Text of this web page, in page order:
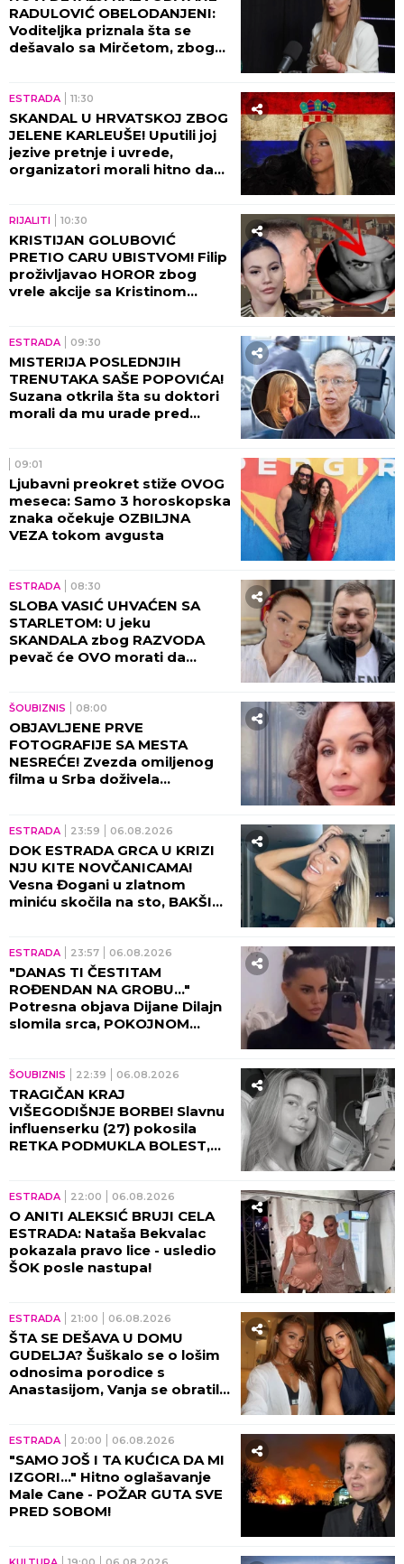
PEVAČICA TRPELA NASILJE OD BIVŠEG PARTNERA
Sada objasnila kako prepoznati MANIPULATORA:
"Intuicija me je od početka upozoravala"
"RAZOČARALA SAM SE, MNOGI SU
NESTALI NAKON SAŠINE SMRTI"
Suzana Jovanović otkrila da su je
zaboravili ljudi sa estrade: "Plaše se"
by Aklamator
ZABAVA
ESTRADA 14:30
POPOVIĆA STIGLA
ZASTRAŠUJUĆA PORUKA
NAKON NJEGOVE SMRTI: Nije
mogla da veruje da će je ovo
zadesiti!
ESTRADA 13:14
RADANOVIĆA: Jelena se
oglasila nakon što su
PROCURILE STRAVIČNE
PRETNJE Ane Nikolić, otkrila
šta se zaista desilo!
ESTRADA 13:09
Nikolić BRUTALNO preti
supruzi Slobe Radanovića
UBISTVOM - Došli smo u
posed STRAVIČNIH SNIMAKA!
(VIDEO)
ESTRADA 12:30
RADULOVIĆ OBELODANJENI:
Voditeljka priznala šta se
dešavalo sa Mirčetom, zbog
OVOGA je sve puklo!
ESTRADA 11:30
JELENE KARLEUŠE! Uputili joj
jezive pretnje i uvrede,
organizatori morali hitno da
reaguju i prekinu haos!
RIJALITI 10:30
PRETIO CARU UBISTVOM! Filip
proživljavao HOROR zbog
vrele akcije sa Kristinom
Spalević, objavljeni detalji lede
krv u žilama!
ESTRADA 09:30
TRENUTAKA SAŠE POPOVIĆA!
Suzana otkrila šta su doktori
morali da mu urade pred
smrt: To je bilo najstrašnije...
09:01
meseca: Samo 3 horoskopska
znaka očekuje OZBILJNA
VEZA tokom avgusta
ESTRADA 08:30
STARLETOM: U jeku
SKANDALA zbog RAZVODA
pevač će OVO morati da
objasni! (FOTO)
ŠOUBIZNIS 08:00
FOTOGRAFIJE SA MESTA
NESREĆE! Zvezda omiljenog
filma u Srba doživela
saobraćajku, DETALJI JEŽE DO
KOSTIJU! (VIDEO)
ESTRADA 23:59 06.08.2026
NJU KITE NOVČANICAMA!